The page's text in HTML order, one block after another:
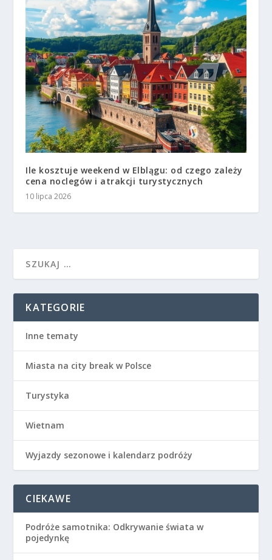
Ile kosztuje weekend w Elblągu: od czego zależy
cena noclegów i atrakcji turystycznych
10 lipca 2026
KATEGORIE
Inne tematy
Miasta na city break w Polsce
Turystyka
Wietnam
Wyjazdy sezonowe i kalendarz podróży
CIEKAWE
Podróże samotnika: Odkrywanie świata w
pojedynkę